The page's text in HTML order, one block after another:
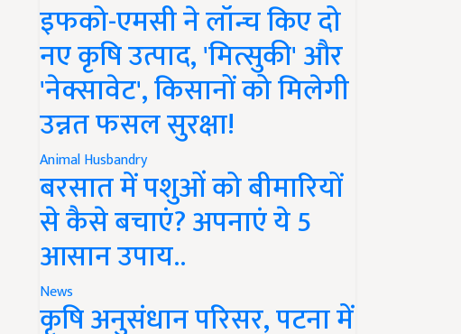
इफको-एमसी ने लॉन्च किए दो
नए कृषि उत्पाद, 'मित्सुकी' और
'नेक्सावेट', किसानों को मिलेगी
उन्नत फसल सुरक्षा!
Animal Husbandry
बरसात में पशुओं को बीमारियों
से कैसे बचाएं? अपनाएं ये 5
आसान उपाय..
News
कृषि अनुसंधान परिसर, पटना में